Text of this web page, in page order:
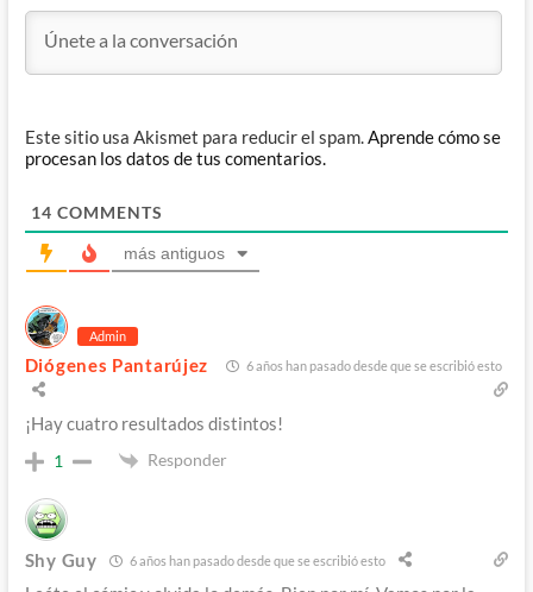
Este sitio usa Akismet para reducir el spam.Aprende cómo se
procesan los datos de tus comentarios.
14 COMMENTS
más antiguos
Admin
Diógenes Pantarújez 6 años han pasado desde que se escribió esto
¡Hay cuatro resultados distintos!
1 Responder
Shy Guy 6 años han pasado desde que se escribió esto